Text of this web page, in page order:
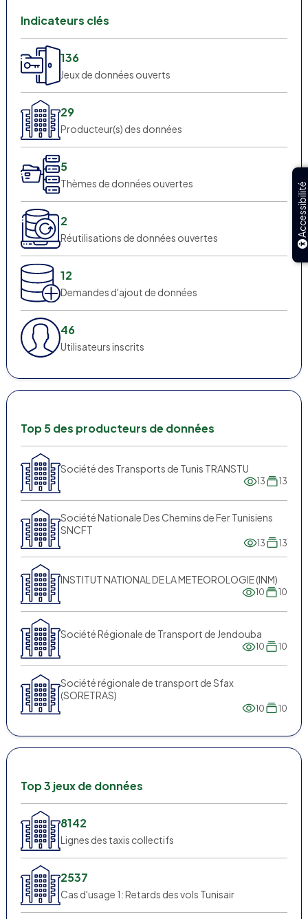
Indicateurs clés
136
Jeux de données ouverts
29
Producteur(s) des données
5
Thèmes de données ouvertes
2
Réutilisations de données ouvertes
12
Demandes d'ajout de données
46
Utilisateurs inscrits
Top 5 des producteurs de données
Société des Transports de Tunis TRANSTU
13 13
Société Nationale Des Chemins de Fer Tunisiens
SNCFT
13 13
INSTITUT NATIONAL DE LA METEOROLOGIE (INM)
10 10
Société Régionale de Transport de Jendouba
10 10
Société régionale de transport de Sfax
(SORETRAS)
10 10
Top 3 jeux de données
8142
Lignes des taxis collectifs
2537
Cas d'usage 1: Retards des vols Tunisair
Accessibilité